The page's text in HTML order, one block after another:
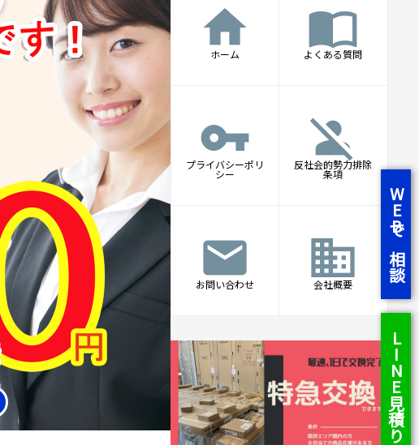
home
ホーム
import_contacts
よくある質問
vpn_key
プライバシーポリ
シー
person_off
反社会的勢力排除
条項
mail
お問い合わせ
business
会社概要
WEBで相談
LINE見積り